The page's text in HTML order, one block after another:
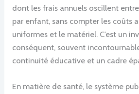
dont les frais annuels oscillent
par enfant, sans compter les coûts
uniformes et le matériel. C’est un
conséquent, souvent
continuité éducative et un cadre
En matière de santé, le système